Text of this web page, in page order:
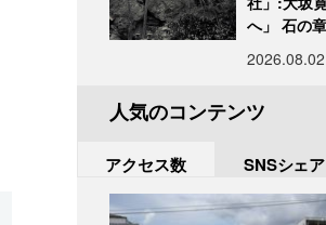
へ」 石の
2026.08.02
人気のコンテンツ
アクセス数 SNSシェア